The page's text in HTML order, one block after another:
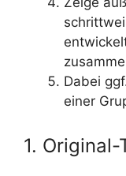
Dabei
einer
1.